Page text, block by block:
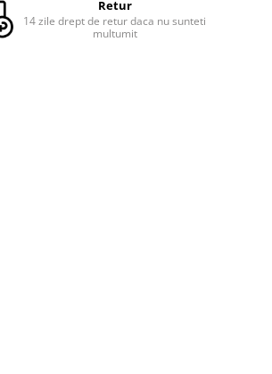
Retur
14 zile drept de retur daca nu sunteti
multumit